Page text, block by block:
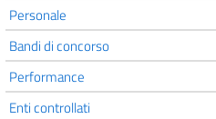
Personale
Bandi di concorso
Performance
Enti controllati